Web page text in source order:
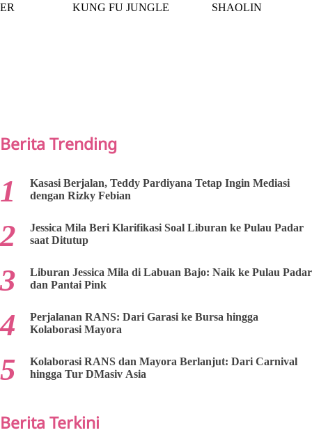
KUNG FU JUNGLE
SHAOLIN
Berita Trending
Kasasi Berjalan, Teddy Pardiyana Tetap Ingin Mediasi
dengan Rizky Febian
Jessica Mila Beri Klarifikasi Soal Liburan ke Pulau Padar
saat Ditutup
Liburan Jessica Mila di Labuan Bajo: Naik ke Pulau Padar
dan Pantai Pink
Perjalanan RANS: Dari Garasi ke Bursa hingga
Kolaborasi Mayora
Kolaborasi RANS dan Mayora Berlanjut: Dari Carnival
hingga Tur DMasiv Asia
Berita Terkini